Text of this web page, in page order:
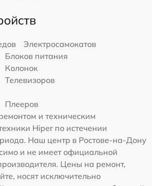
Электросамокатов
Блоков питания
Колонок
Телевизоров
Плееров
и техническим
Hiper по истечении
Наш центр в Ростове-на-Дону
и не имеет официальной
Цены на ремонт,
носят исключительно